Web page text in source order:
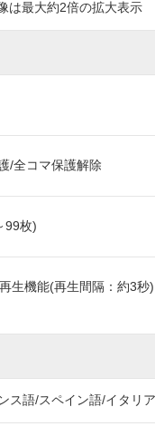
は最大約2倍の拡大表示
/全コマ保護解除
99枚)
生機能(再生間隔：約3秒)
ス語/スペイン語/イタリ